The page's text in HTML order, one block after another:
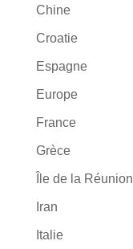
Chine
Croatie
Espagne
Europe
France
Grèce
Île de la Réunion
Iran
Italie